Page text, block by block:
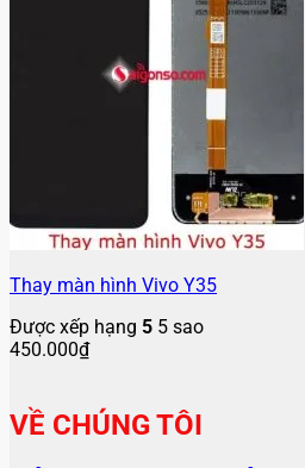
Thay màn hình Vivo Y35
Được xếp hạng 5 5 sao
450.000₫
VỀ CHÚNG TÔI